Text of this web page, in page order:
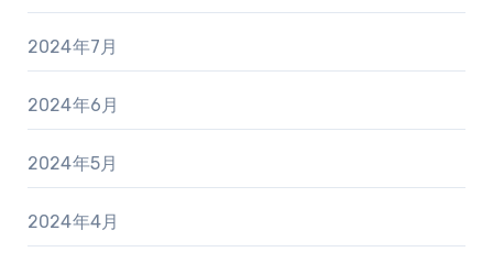
2024年7月
2024年6月
2024年5月
2024年4月